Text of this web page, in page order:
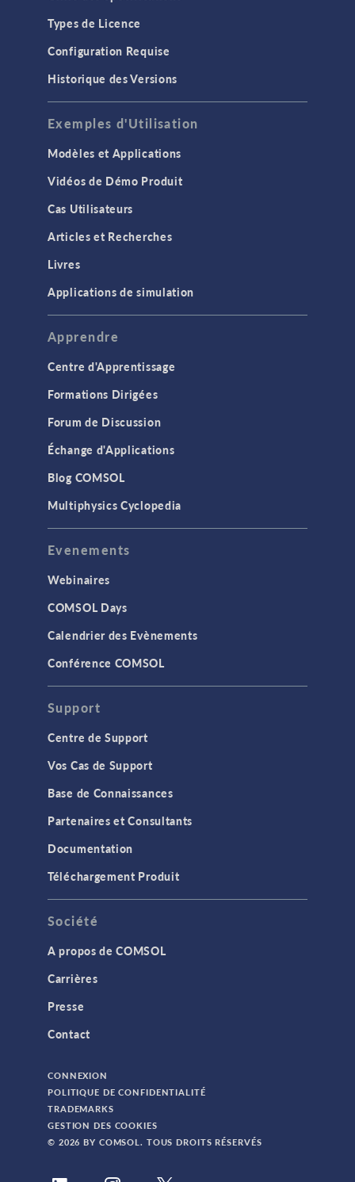
Types de Licence
Configuration Requise
Historique des Versions
Exemples d'Utilisation
Modèles et Applications
Vidéos de Démo Produit
Cas Utilisateurs
Articles et Recherches
Livres
Applications de simulation
Apprendre
Centre d'Apprentissage
Formations Dirigées
Forum de Discussion
Échange d'Applications
Blog COMSOL
Multiphysics Cyclopedia
Evenements
Webinaires
COMSOL Days
Calendrier des Evènements
Conférence COMSOL
Support
Centre de Support
Vos Cas de Support
Base de Connaissances
Partenaires et Consultants
Documentation
Téléchargement Produit
Société
A propos de COMSOL
Carrières
Presse
Contact
CONNEXION
POLITIQUE DE CONFIDENTIALITÉ
TRADEMARKS
GESTION DES COOKIES
© 2026 BY COMSOL. TOUS DROITS RÉSERVÉS